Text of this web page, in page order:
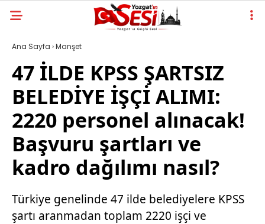
Ana Sayfa ›Manşet
47 İLDE KPSS ŞARTSIZ
BELEDİYE İŞÇİ ALIMI:
2220 personel alınacak!
Başvuru şartları ve
kadro dağılımı nasıl?
Türkiye genelinde 47 ilde belediyelere KPSS
şartı aranmadan toplam 2220 işçi ve